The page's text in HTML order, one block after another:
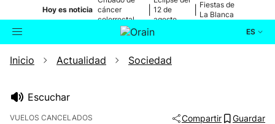
Hoy es noticia cáncer
colorrectal
12 de
agosto
Fiestas de
La Blanca
ES
Buscador Actualidad
Inicio Actualidad Sociedad
Escuchar
VUELOS CANCELADOS Compartir Guardar